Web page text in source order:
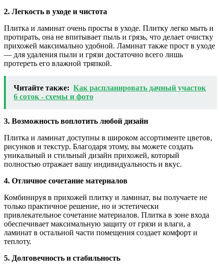
2. Легкость в уходе и чистота
Плитка и ламинат очень просты в уходе. Плитку легко мыть и
протирать, она не впитывает пыль и грязь, что делает очистку
прихожей максимально удобной. Ламинат также прост в уходе
— для удаления пыли и грязи достаточно всего лишь
протереть его влажной тряпкой.
Читайте также: Как распланировать дачный участок
6 соток - схемы и фото
3. Возможность воплотить любой дизайн
Плитка и ламинат доступны в широком ассортименте цветов,
рисунков и текстур. Благодаря этому, вы можете создать
уникальный и стильный дизайн прихожей, который
полностью отражает вашу индивидуальность и вкус.
4. Отличное сочетание материалов
Комбинируя в прихожей плитку и ламинат, вы получаете не
только практичное решение, но и эстетически
привлекательное сочетание материалов. Плитка в зоне входа
обеспечивает максимальную защиту от грязи и влаги, а
ламинат в остальной части помещения создает комфорт и
теплоту.
5. Долговечность и стабильность